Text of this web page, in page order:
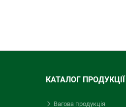
КАТАЛОГ ПРОДУКЦІЇ
Вагова продукція